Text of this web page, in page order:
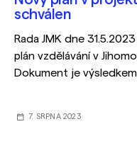
schválen
Rada JMK dne
plán vzdělávání v
Dokument je
7. SRPNA 2023